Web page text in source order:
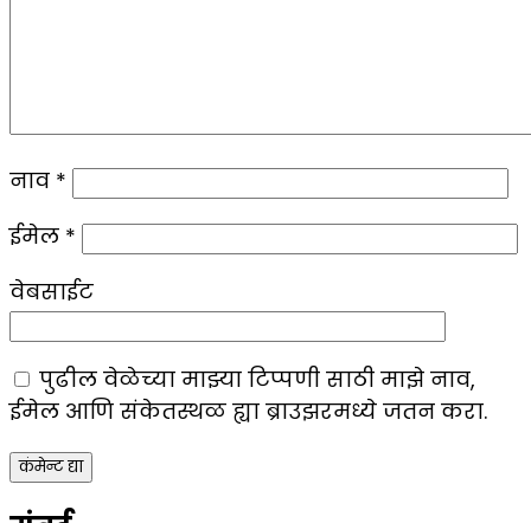
नाव *
ईमेल *
वेबसाईट
पुढील वेळेच्या माझ्या टिप्पणी साठी माझे नाव,
ईमेल आणि संकेतस्थळ ह्या ब्राउझरमध्ये जतन करा.